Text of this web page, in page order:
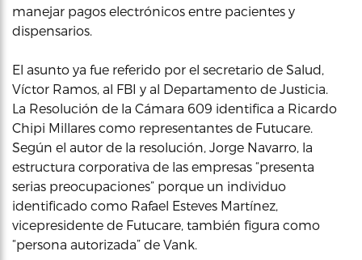
manejar pagos electrónicos entre pacientes y
dispensarios.
El asunto ya fue referido por el secretario de Salud,
Víctor Ramos, al FBI y al Departamento de Justicia.
La Resolución de la Cámara 609 identifica a Ricardo
Chipi Millares como representantes de Futucare.
Según el autor de la resolución, Jorge Navarro, la
estructura corporativa de las empresas “presenta
serias preocupaciones” porque un individuo
identificado como Rafael Esteves Martínez,
vicepresidente de Futucare, también figura como
“persona autorizada” de Vank.